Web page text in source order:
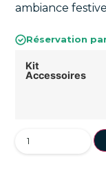
ambiance
Réservation
Kit
Accessoires